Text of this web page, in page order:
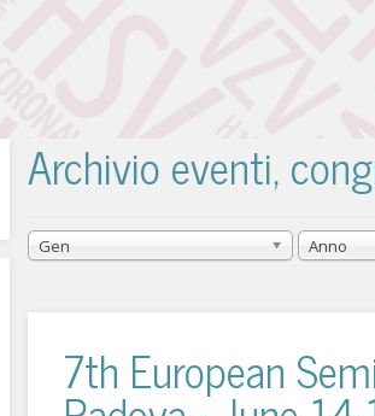
Archivio eventi,
Gen Anno
7th European